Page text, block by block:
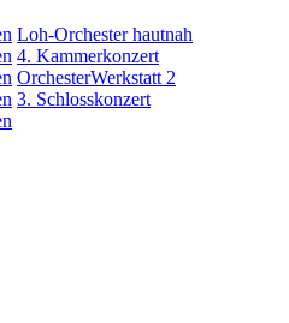
Loh-Orchester hautnah
4. Kammerkonzert
OrchesterWerkstatt 2
3. Schlosskonzert